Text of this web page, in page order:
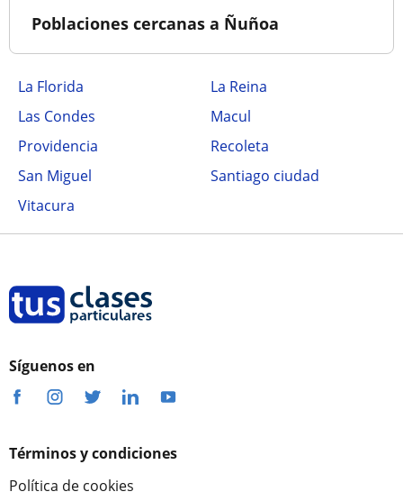
Poblaciones cercanas a Ñuñoa
La Florida
La Reina
Las Condes
Macul
Providencia
Recoleta
San Miguel
Santiago ciudad
Vitacura
Síguenos en
Términos y condiciones
Política de cookies